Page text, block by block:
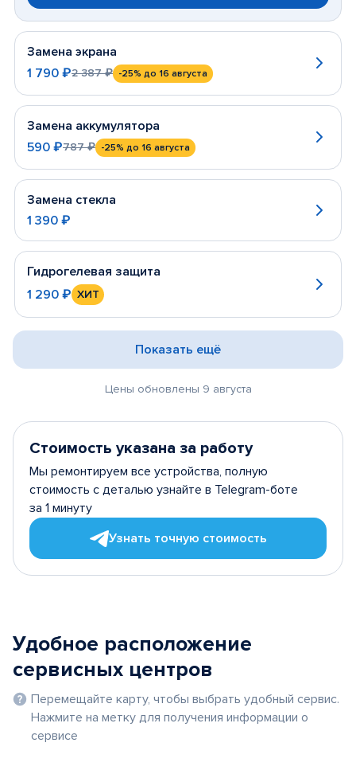
Замена экрана
1 790 ₽2 387 ₽ -25% до 16 августа
Замена аккумулятора
590 ₽787 ₽ -25% до 16 августа
Замена стекла
1 390 ₽
Гидрогелевая защита
1 290 ₽ ХИТ
Цены обновлены 9 августа
Показать ещё
Стоимость указана за работу
Мы ремонтируем все устройства, полную
стоимость с деталью узнайте в Telegram-боте
за 1 минуту
Узнать точную стоимость
Удобное расположение
сервисных центров
Перемещайте карту, чтобы выбрать удобный сервис.
Нажмите на метку для получения информации о
сервисе